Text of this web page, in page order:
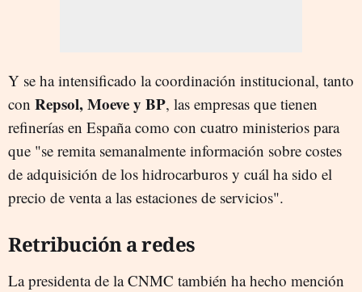
Y se ha intensificado la coordinación institucional, tanto
con Repsol, Moeve y BP, las empresas que tienen
refinerías en España como con cuatro ministerios para
que "se remita semanalmente información sobre costes
de adquisición de los hidrocarburos y cuál ha sido el
precio de venta a las estaciones de servicios".
Retribución a redes
La presidenta de la CNMC también ha hecho mención